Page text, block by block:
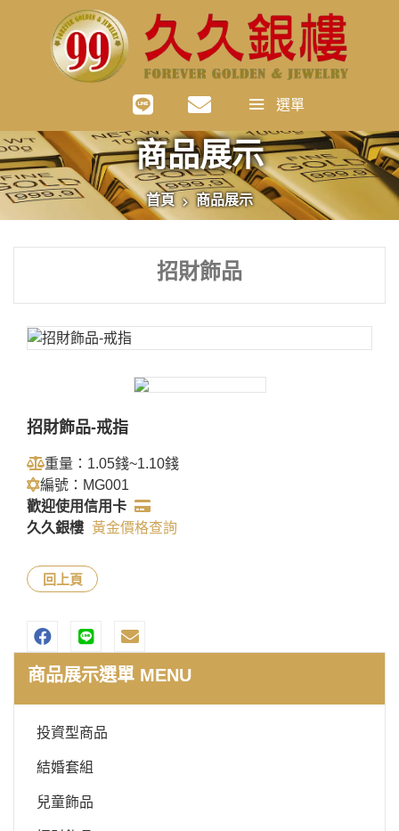
選單
商品展示
首頁 商品展示
商品展示選單 MENU
投資型商品
結婚套組
兒童飾品
招財飾品
招財飾品-戒指
重量：1.05錢~1.10錢
編號：MG001
歡迎使用信用卡
久久銀樓 黃金價格查詢
回上頁